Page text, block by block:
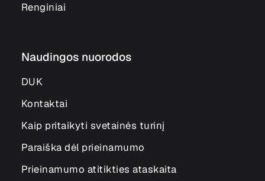
Renginiai
Naudingos nuorodos
DUK
Kontaktai
Kaip pritaikyti svetainės turinį
Paraiška dėl prieinamumo
Prieinamumo atitikties ataskaita